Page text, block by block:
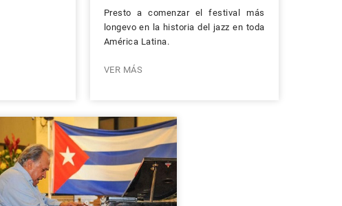
Presto a comenzar el festival más
longevo en la historia del jazz en toda
América Latina.
VER MÁS